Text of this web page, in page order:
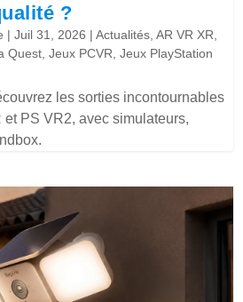
?
|Juil 31, 2026 |Actualités ,AR VR XR
Quest ,Jeux PCVR ,Jeux PlayStation
les sorties incontournables
PS VR2, avec simulateurs,